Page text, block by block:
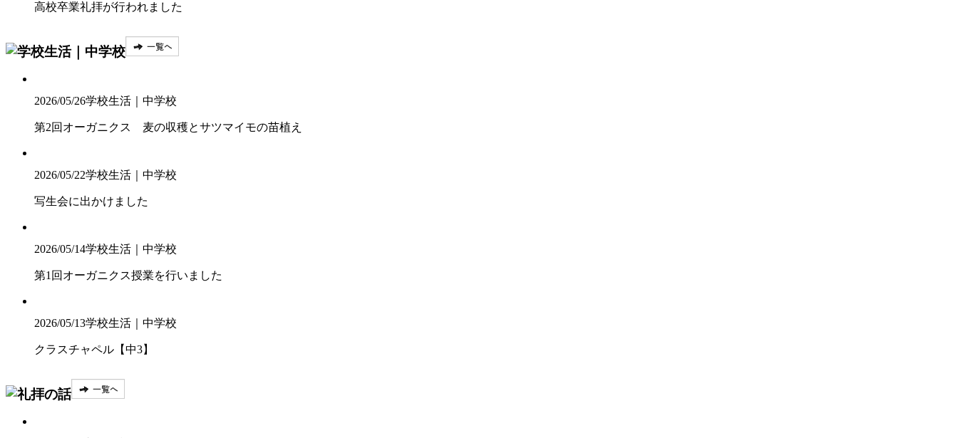
高校卒業礼拝が行われました
2026/05/26学校生活｜中学校
第2回オーガニクス 麦の収穫とサツマイモの苗植え
2026/05/22学校生活｜中学校
写生会に出かけました
2026/05/14学校生活｜中学校
第1回オーガニクス授業を行いました
2026/05/13学校生活｜中学校
クラスチャペル【中3】